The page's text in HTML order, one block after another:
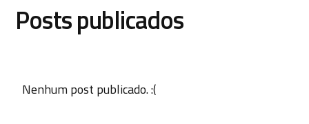
Posts publicados
Nenhum post publicado. :(